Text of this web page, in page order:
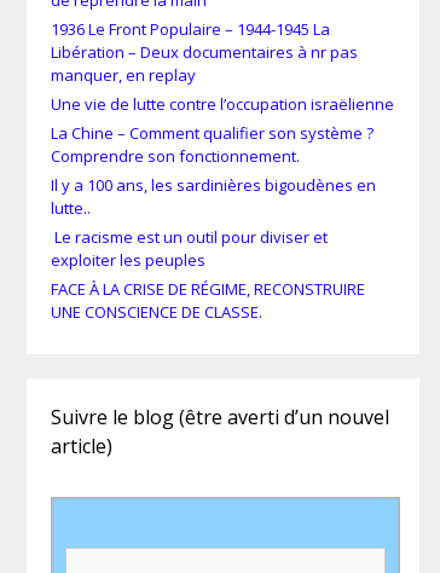
1936 Le Front Populaire – 1944-1945 La
Libération – Deux documentaires à nr pas
manquer, en replay
Une vie de lutte contre l’occupation israëlienne
La Chine – Comment qualifier son système ?
Comprendre son fonctionnement.
Il y a 100 ans, les sardinières bigoudènes en
lutte..
Le racisme est un outil pour diviser et
exploiter les peuples
FACE À LA CRISE DE RÉGIME, RECONSTRUIRE
UNE CONSCIENCE DE CLASSE.
Suivre le blog (être averti d’un nouvel
article)